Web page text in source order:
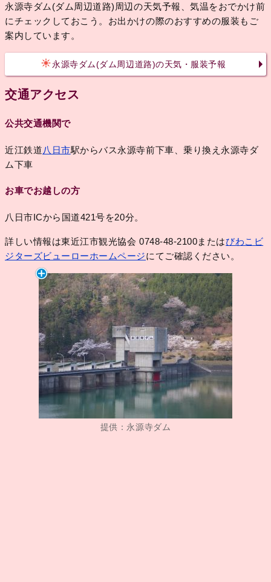
永源寺ダム(ダム周辺道路)周辺の天気予報、気温をおでかけ前
にチェックしておこう。お出かけの際のおすすめの服装もご
案内しています。
永源寺ダム(ダム周辺道路)の天気・服装予報
交通アクセス
公共交通機関で
近江鉄道八日市駅からバス永源寺前下車、乗り換え永源寺ダ
ム下車
お車でお越しの方
八日市ICから国道421号を20分。
詳しい情報は東近江市観光協会 0748-48-2100またはびわこビ
ジターズビューローホームページにてご確認ください。
提供：永源寺ダム